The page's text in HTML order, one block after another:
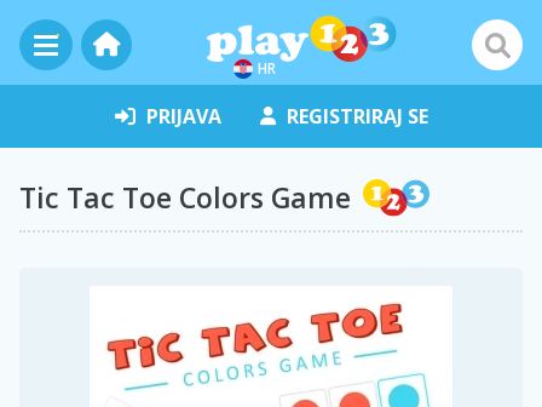
HR
PRIJAVA REGISTRIRAJ SE
Tic Tac Toe Colors Game